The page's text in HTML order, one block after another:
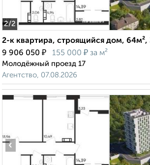
2/2
2-к квартира, строящийся дом, 64м²,
9 906 050 ₽ 155 000 ₽ за м²
Молодёжный проезд 17
Агентство, 07.08.2026
‹